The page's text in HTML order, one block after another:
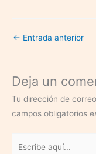
← Entrada anterior
Deja un
Tu dirección de
campos obligatorios